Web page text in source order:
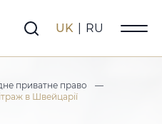
UK RU
приватне право
—
в Швейцарії